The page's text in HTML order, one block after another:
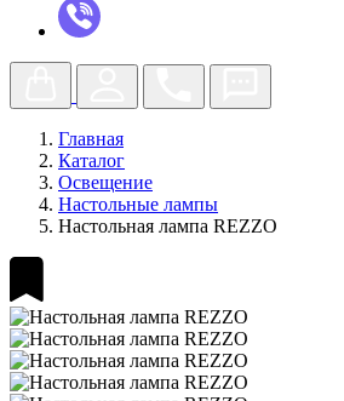
Главная
Каталог
Освещение
Настольные лампы
Настольная лампа REZZO